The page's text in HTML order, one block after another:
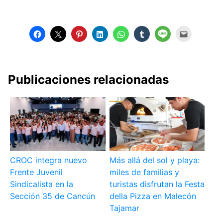
Publicaciones relacionadas
CROC integra nuevo
Frente Juvenil
Sindicalista en la
Sección 35 de Cancún
Más allá del sol y playa:
miles de familias y
turistas disfrutan la Festa
della Pizza en Malecón
Tajamar